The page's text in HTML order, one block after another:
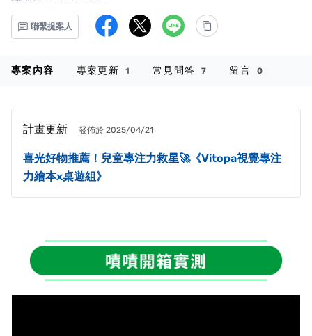
聯繫提案人
專案內容 專案更新 1 常見問答 7 留言 0
計畫更新 發佈於 2025/04/21
喜光好物推薦！兒童專注力救星🚀《Vitopa視覺專注
力繪本x桌遊組》